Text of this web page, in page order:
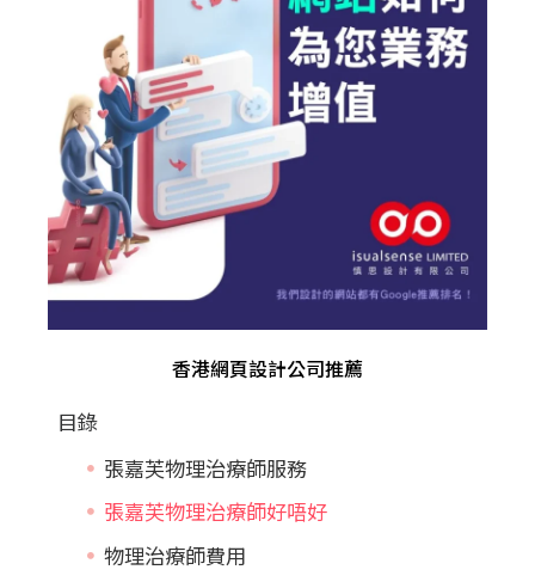
香港網頁設計公司推薦
目錄
張嘉芙物理治療師服務
張嘉芙物理治療師好唔好
物理治療師費用